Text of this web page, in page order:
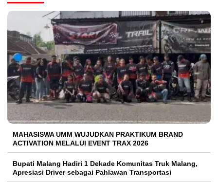
MAHASISWA UMM WUJUDKAN PRAKTIKUM BRAND
ACTIVATION MELALUI EVENT TRAX 2026
Bupati Malang Hadiri 1 Dekade Komunitas Truk Malang,
Apresiasi Driver sebagai Pahlawan Transportasi